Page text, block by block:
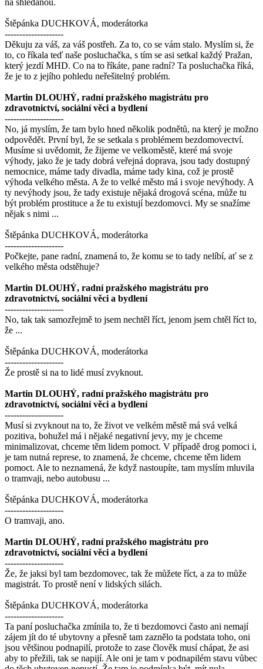
na shledanou.
Štěpánka DUCHKOVÁ, moderátorka
--------------------
Děkuju za váš, za váš postřeh. Za to, co se vám stalo. Myslím si, že
to, co říkala teď naše posluchačka, s tím se asi setkal každý Pražan,
který jezdí MHD. Co na to říkáte, pane radní? Ta posluchačka říká,
že je to z jejího pohledu neřešitelný problém.
Martin DLOUHÝ, radní pražského magistrátu pro
zdravotnictví, sociální věci a bydlení
--------------------
No, já myslím, že tam bylo hned několik podnětů, na který je možno
odpovědět. První byl, že se setkala s problémem bezdomovectví.
Musíme si uvědomit, že žijeme ve velkoměstě, které má svoje
výhody, jako že je tady dobrá veřejná doprava, jsou tady dostupný
nemocnice, máme tady divadla, máme tady kina, což je prostě
výhoda velkého města. A že to velké město má i svoje nevýhody. A
ty nevýhody jsou, že tady existuje nějaká drogová scéna, může tu
být problém prostituce a že tu existují bezdomovci. My se snažíme
nějak s nimi ...
Štěpánka DUCHKOVÁ, moderátorka
--------------------
Počkejte, pane radní, znamená to, že komu se to tady nelíbí, ať se z
velkého města odstěhuje?
Martin DLOUHÝ, radní pražského magistrátu pro
zdravotnictví, sociální věci a bydlení
--------------------
No, tak tak samozřejmě to jsem nechtěl říct, jenom jsem chtěl říct to,
že ...
Štěpánka DUCHKOVÁ, moderátorka
--------------------
Že prostě si na to lidé musí zvyknout.
Martin DLOUHÝ, radní pražského magistrátu pro
zdravotnictví, sociální věci a bydlení
--------------------
Musí si zvyknout na to, že život ve velkém městě má svá velká
pozitiva, bohužel má i nějaké negativní jevy, my je chceme
minimalizovat, chceme těm lidem pomoct. V případě drog pomoci i,
je tam nutná represe, to znamená, že chceme, chceme těm lidem
pomoct. Ale to neznamená, že když nastoupíte, tam myslím mluvila
o tramvaji, nebo autobusu ...
Štěpánka DUCHKOVÁ, moderátorka
--------------------
O tramvaji, ano.
Martin DLOUHÝ, radní pražského magistrátu pro
zdravotnictví, sociální věci a bydlení
--------------------
Že, že jaksi byl tam bezdomovec, tak že můžete říct, a za to může
magistrát. To prostě není v lidských silách.
Štěpánka DUCHKOVÁ, moderátorka
--------------------
Ta paní posluchačka zmínila to, že ti bezdomovci často ani nemají
zájem jít do té ubytovny a přesně tam zaznělo ta podstata toho, oni
jsou většinou podnapilí, protože to zase člověk musí chápat, že asi
aby to přežili, tak se napijí. Ale oni je tam v podnapilém stavu vůbec